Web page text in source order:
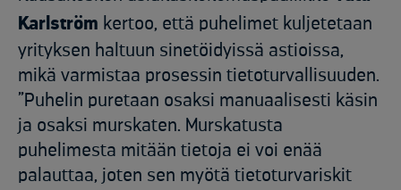
Karlström kertoo, että puhelimet kuljetetaan
yrityksen haltuun sinetöidyissä astioissa,
mikä varmistaa prosessin tietoturvallisuuden.
”Puhelin puretaan osaksi manuaalisesti käsin
ja osaksi murskaten. Murskatusta
puhelimesta mitään tietoja ei voi enää
palauttaa, joten sen myötä tietoturvariskit